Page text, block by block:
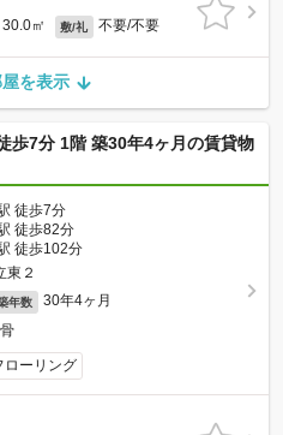
30.0㎡ 敷/礼 不要/不要
を表示
歩7分 1階 築30年4ヶ月の賃貸物
徒歩7分
徒歩82分
徒歩102分
東２
年数 30年4ヶ月
ローリング